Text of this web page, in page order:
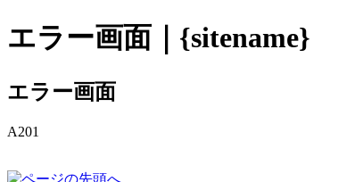
エラー画面｜{sitename}
エラー画面
A201